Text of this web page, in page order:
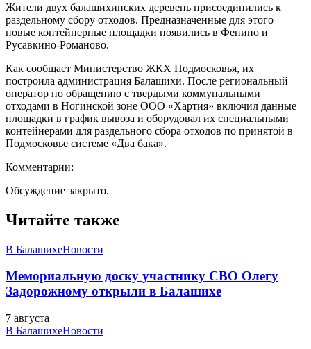
Жители двух балашихинских деревень присоединились к
раздельному сбору отходов. Предназначенные для этого
новые контейнерные площадки появились в Фенино и
Русавкино-Романово.
Как сообщает Министерство ЖКХ Подмосковья, их
построила администрация Балашихи. После региональный
оператор по обращению с твердыми коммунальными
отходами в Ногинской зоне ООО «Хартия» включил данные
площадки в график вывоза и оборудовал их специальными
контейнерами для раздельного сбора отходов по принятой в
Подмосковье системе «Два бака».
Комментарии:
Обсуждение закрыто.
Читайте также
В БалашихеНовости
Мемориальную доску участнику СВО Олегу
Задорожному открыли в Балашихе
7 августа
В БалашихеНовости